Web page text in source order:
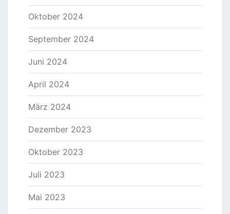
Oktober 2024
September 2024
Juni 2024
April 2024
März 2024
Dezember 2023
Oktober 2023
Juli 2023
Mai 2023